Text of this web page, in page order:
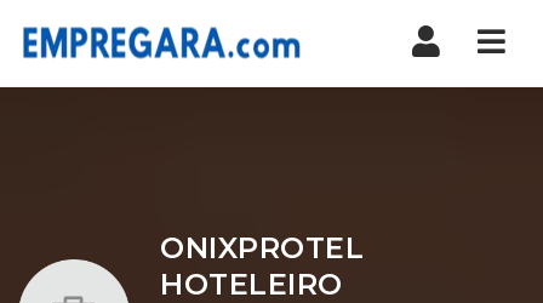
ONIXPROTEL
HOTELEIRO